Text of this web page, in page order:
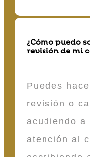
¿Cómo puedo
revisión de mi
Puedes
revisión o
acudiendo a
atención al